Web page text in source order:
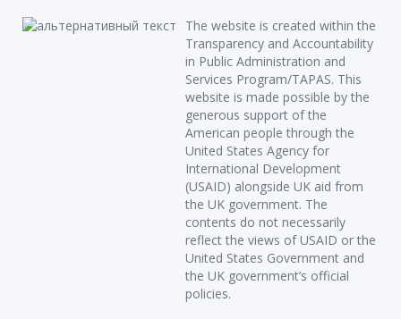
The website is created within the
Transparency and Accountability
in Public Administration and
Services Program/TAPAS. This
website is made possible by the
generous support of the
American people through the
United States Agency for
International Development
(USAID) alongside UK aid from
the UK government. The
contents do not necessarily
reflect the views of USAID or the
United States Government and
the UK government’s official
policies.